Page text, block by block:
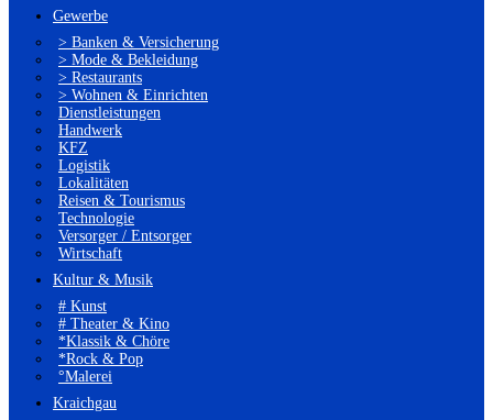
Gewerbe
> Banken & Versicherung
> Mode & Bekleidung
> Restaurants
> Wohnen & Einrichten
Dienstleistungen
Handwerk
KFZ
Logistik
Lokalitäten
Reisen & Tourismus
Technologie
Versorger / Entsorger
Wirtschaft
Kultur & Musik
# Kunst
# Theater & Kino
*Klassik & Chöre
*Rock & Pop
°Malerei
Kraichgau